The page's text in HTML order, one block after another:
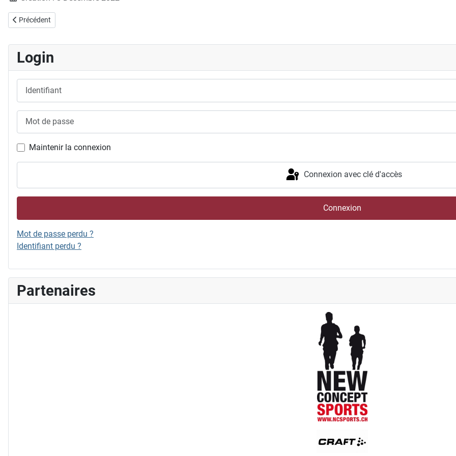
Article précédent : 11.12.2022 - Agnès McTighe et Léo Lädermann aux Championnats d'Europe de cross U23
Précédent
Login
Maintenir la connexion
Connexion avec clé d'accès
Connexion
Mot de passe perdu ?
Identifiant perdu ?
Partenaires